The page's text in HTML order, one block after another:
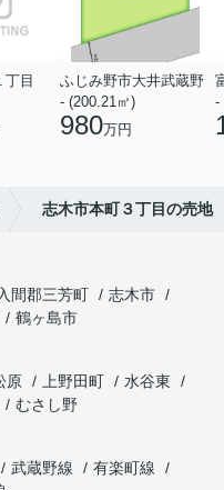
丁目
ふじみ野市大井武蔵野
- (200.21㎡)
980万円
-
志木市本町３丁目の売地
入間郡三芳町
志木市
鶴ヶ島市
原 上野田町
水谷東
むさし野
武蔵野線
有楽町線